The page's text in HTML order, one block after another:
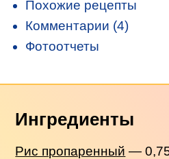
Похожие рецепты
Комментарии (4)
Фотоотчеты
Ингредиенты
Рис пропаренный —